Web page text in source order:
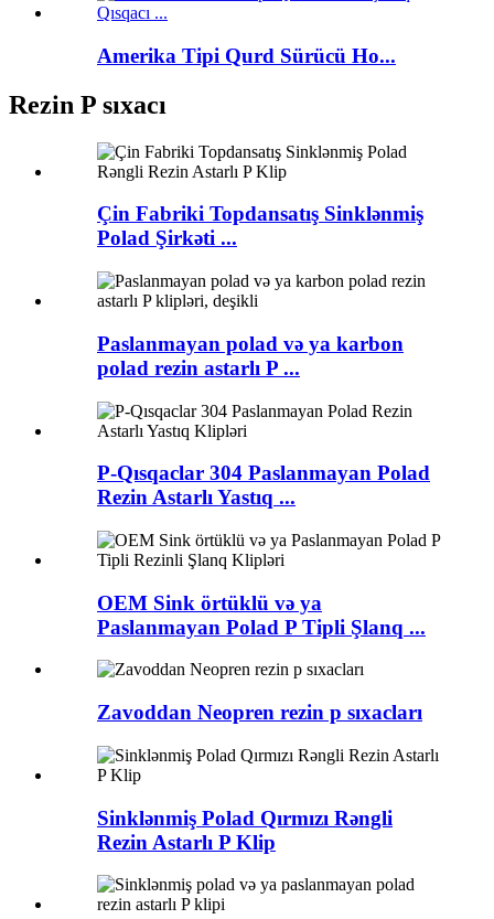
Amerika Tipi Qurd Sürücü Ho...
Rezin P sıxacı
Çin Fabriki Topdansatış Sinklənmiş
Polad Şirkəti ...
Paslanmayan polad və ya karbon
polad rezin astarlı P ...
P-Qısqaclar 304 Paslanmayan Polad
Rezin Astarlı Yastıq ...
OEM Sink örtüklü və ya
Paslanmayan Polad P Tipli Şlanq ...
Zavoddan Neopren rezin p sıxacları
Sinklənmiş Polad Qırmızı Rəngli
Rezin Astarlı P Klip